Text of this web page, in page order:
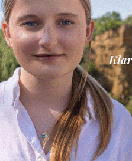
ringraziamento al
Cronaca 4 Agosto 2026
Un anno fa la strage
Gianni, Giulia e
processo, lo stop ai
Cronaca 3 Agosto 2026
Scomparso da una
Fiorentino l’uomo che
Levane nel 2020